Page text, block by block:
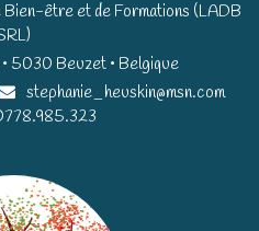
être et de Formations (LADB
5030 Beuzet • Belgique​​
stephanie_heuskin@msn.com